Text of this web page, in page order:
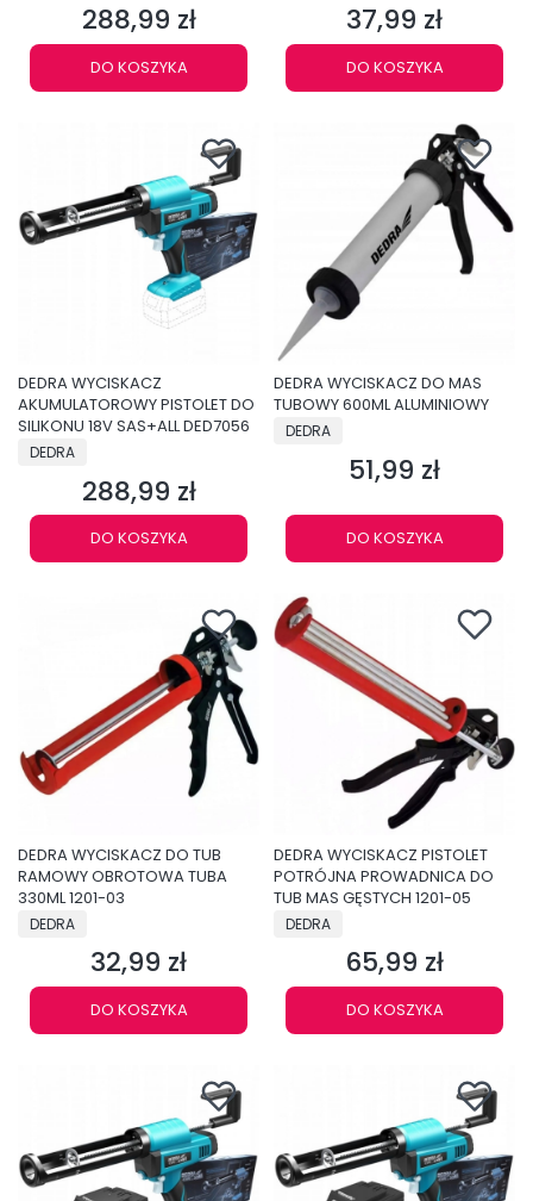
Cena
288,99 zł
DO KOSZYKA
Cena
37,99 zł
DO KOSZYKA
DEDRA WYCISKACZ
AKUMULATOROWY PISTOLET DO
SILIKONU 18V SAS+ALL DED7056
PRODUCENT
DEDRA
Cena
288,99 zł
DO KOSZYKA
DEDRA WYCISKACZ DO MAS
TUBOWY 600ML ALUMINIOWY
PRODUCENT
DEDRA
Cena
51,99 zł
DO KOSZYKA
DEDRA WYCISKACZ DO TUB
RAMOWY OBROTOWA TUBA
330ML 1201-03
PRODUCENT
DEDRA
Cena
32,99 zł
DO KOSZYKA
DEDRA WYCISKACZ PISTOLET
POTRÓJNA PROWADNICA DO
TUB MAS GĘSTYCH 1201-05
PRODUCENT
DEDRA
Cena
65,99 zł
DO KOSZYKA